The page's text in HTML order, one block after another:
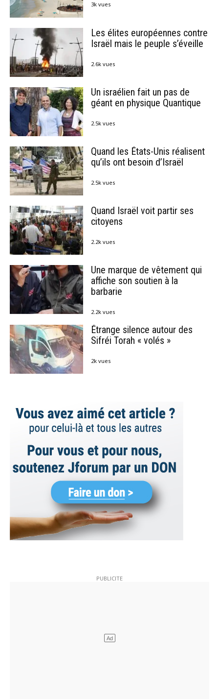
3k vues
Les élites européennes contre
Israël mais le peuple s’éveille
2.6k vues
Un israélien fait un pas de
géant en physique Quantique
2.5k vues
Quand les États-Unis réalisent
qu’ils ont besoin d’Israël
2.5k vues
Quand Israël voit partir ses
citoyens
2.2k vues
Une marque de vêtement qui
affiche son soutien à la
barbarie
2.2k vues
Étrange silence autour des
Sifréi Torah « volés »
2k vues